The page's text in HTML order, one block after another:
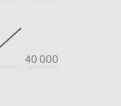
40 000